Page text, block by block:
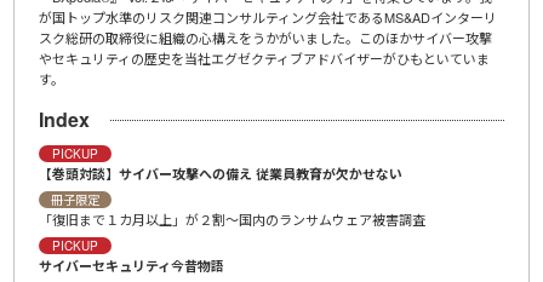
が国トップ水準のリスク関連コンサルティング会社であるMS&ADインターリ
スク総研の取締役に組織の心構えをうかがいました。このほかサイバー攻撃
やセキュリティの歴史を当社エグゼクティブアドバイザーがひもといていま
す。
Index
PICKUP
【巻頭対談】サイバー攻撃への備え 従業員教育が欠かせない
冊子限定
「復旧まで１カ月以上」が２割〜国内のランサムウェア被害調査
PICKUP
サイバーセキュリティ今昔物語